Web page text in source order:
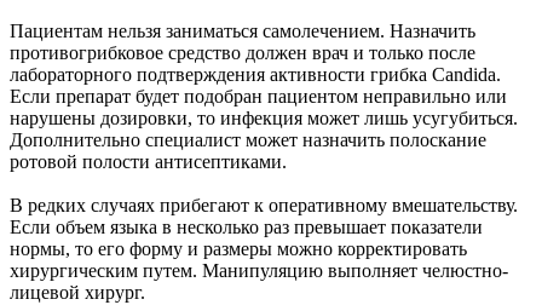
Пациентам нельзя заниматься самолечением. Назначить
противогрибковое средство должен врач и только после
лабораторного подтверждения активности грибка Candida.
Если препарат будет подобран пациентом неправильно или
нарушены дозировки, то инфекция может лишь усугубиться.
Дополнительно специалист может назначить полоскание
ротовой полости антисептиками.
В редких случаях прибегают к оперативному вмешательству.
Если объем языка в несколько раз превышает показатели
нормы, то его форму и размеры можно корректировать
хирургическим путем. Манипуляцию выполняет челюстно-
лицевой хирург.